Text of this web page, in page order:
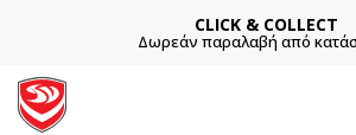
CLICK & COLLECT
Δωρεάν παραλαβή από